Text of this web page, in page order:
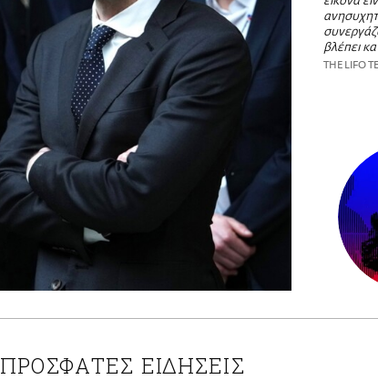
βλέπει
THE LIFO
ΠΡΟΣΦΑΤΕΣ ΕΙΔΗΣΕΙΣ